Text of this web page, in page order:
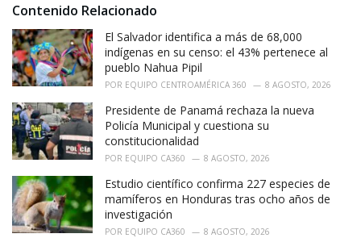
r
i
e
s
:
:Contenido Relacionado
El Salvador identifica a más de 68,000
indígenas en su censo: el 43% pertenece al
pueblo Nahua Pipil
POR EQUIPO CENTROAMÉRICA 360 8 AGOSTO, 2026
Presidente de Panamá rechaza la nueva
Policía Municipal y cuestiona su
constitucionalidad
POR EQUIPO CA360 8 AGOSTO, 2026
Estudio científico confirma 227 especies de
mamíferos en Honduras tras ocho años de
investigación
POR EQUIPO CA360 8 AGOSTO, 2026